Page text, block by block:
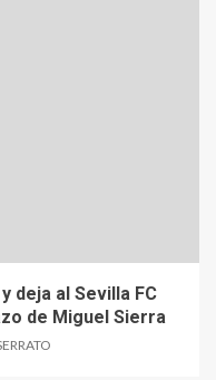
deja al Sevilla FC
de Miguel Sierra